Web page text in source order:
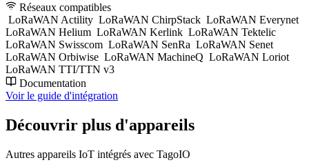
Réseaux compatibles
LoRaWAN Actility LoRaWAN ChirpStack LoRaWAN Everynet
LoRaWAN Helium LoRaWAN Kerlink LoRaWAN Tektelic
LoRaWAN Swisscom LoRaWAN SenRa LoRaWAN Senet
LoRaWAN Orbiwise LoRaWAN MachineQ LoRaWAN Loriot
LoRaWAN TTI/TTN v3
Documentation
Voir le guide d'intégration
Découvrir plus d'appareils
Autres appareils IoT intégrés avec TagoIO